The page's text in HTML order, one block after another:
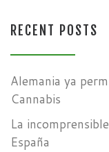
RECENT POSTS
Alemania ya
Cannabis
La
España